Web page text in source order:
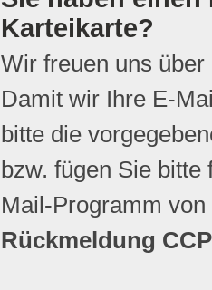
Karteikarte?
Wir freuen uns
Damit wir Ihre E-
bitte die
bzw. fügen Sie
Mail-Programm
Rückmeldung